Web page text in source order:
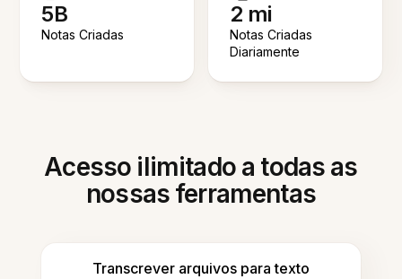
5B
Notas Criadas
2 mi
Notas Criadas
Diariamente
Acesso ilimitado a todas as
nossas ferramentas
Transcrever arquivos para texto